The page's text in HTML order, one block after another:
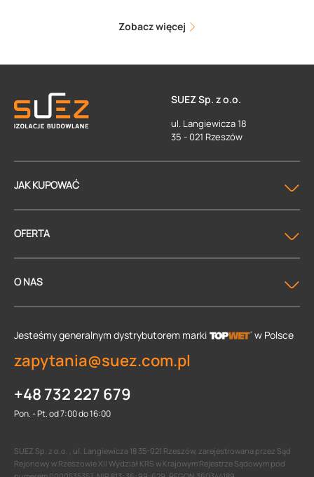
Zobacz więcej
SUEZ Sp. z o.o.
ul. Langiewicza 18
35 - 021 Rzeszów
JAK KUPOWAĆ
OFERTA
O NAS
Jesteśmy generalnym dystrybutorem marki w Polsce
zapytania@suez.com.pl
+48 732 227 679
Pon. - Pt. od 7:00 do 16:00
SUEZ Sp. z o.o. , ul. Langiewicza 18 35-021 Rzeszów, zarejestrowana przez Sąd
Rejonowy w Rzeszowie XII Wydział KRS w Krajowym Rejestrze Sądowym pod